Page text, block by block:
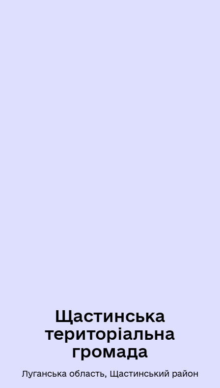
Щастинська
територіальна
громада
Луганська область, Щастинський район